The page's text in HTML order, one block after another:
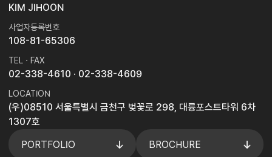
KIM JIHOON
사업자등록번호
108-81-65306
TEL · FAX
02-338-4610 · 02-338-4609
LOCATION
(우)08510 서울특별시 금천구 벚꽃로 298, 대륭포스트타워 6차
1307호
PORTFOLIO
BROCHURE